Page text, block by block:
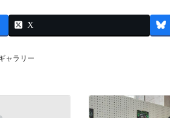
X
ャラリー